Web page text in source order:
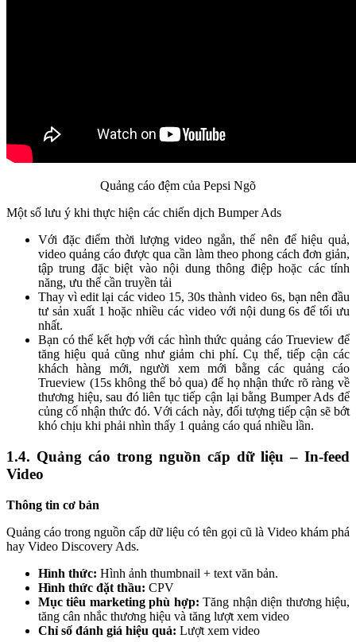
Quảng cáo đệm của Pepsi Ngõ
Một số lưu ý khi thực hiện các chiến dịch Bumper Ads
Với đặc điểm thời lượng video ngắn, thế nên để hiệu quả,
video quảng cáo được qua cần làm theo phong cách đơn giản,
tập trung đặc biệt vào nội dung thông điệp hoặc các tính
năng, ưu thế cần truyền tải
Thay vì edit lại các video 15, 30s thành video 6s, bạn nên đầu
tư sản xuất 1 hoặc nhiều các video với nội dung 6s để tối ưu
nhất.
Bạn có thể kết hợp với các hình thức quảng cáo Trueview để
tăng hiệu quả cũng như giảm chi phí. Cụ thể, tiếp cận các
khách hàng mới, người xem mới bằng các quảng cáo
Trueview (15s không thể bỏ qua) để họ nhận thức rõ ràng về
thương hiệu, sau đó liên tục tiếp cận lại bằng Bumper Ads để
củng cố nhận thức đó. Với cách này, đối tượng tiếp cận sẽ bớt
khó chịu khi phải nhìn thấy 1 quảng cáo quá nhiều lần.
1.4. Quảng cáo trong nguồn cấp dữ liệu – In-feed
Video
Thông tin cơ bản
Quảng cáo trong nguồn cấp dữ liệu có tên gọi cũ là Video khám phá
hay Video Discovery Ads.
Hình thức: Hình ảnh thumbnail + text văn bản.
Hình thức đặt thầu: CPV
Mục tiêu marketing phù hợp: Tăng nhận diện thương hiệu,
tăng cân nhắc thương hiệu và tăng lượt xem video
Chỉ số đánh giá hiệu quả: Lượt xem video